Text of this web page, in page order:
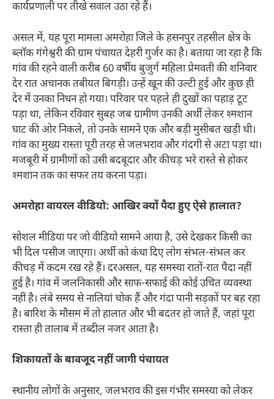
कार्यप्रणाली पर तीखे सवाल उठा रहे हैं।
असल में, यह पूरा मामला अमरोहा जिले के हसनपुर तहसील क्षेत्र के
ब्लॉक गंगेश्वरी की ग्राम पंचायत देहरी गुर्जर का है। बताया जा रहा है कि
गांव की रहने वाली करीब 60 वर्षीय बुजुर्ग महिला प्रेमवती की शनिवार
देर रात अचानक तबीयत बिगड़ी। उन्हें खून की उल्टी हुई और कुछ ही
देर में उनका निधन हो गया। परिवार पर पहले ही दुखों का पहाड़ टूट
पड़ा था, लेकिन रविवार सुबह जब ग्रामीण उनकी अर्थी लेकर श्मशान
घाट की ओर निकले, तो उनके सामने एक और बड़ी मुसीबत खड़ी थी।
गांव का मुख्य रास्ता पूरी तरह से जलभराव और गंदगी से अटा पड़ा था।
मजबूरी में ग्रामीणों को उसी बदबूदार और कीचड़ भरे रास्ते से होकर
श्मशान तक का सफर तय करना पड़ा।
अमरोहा वायरल वीडियो: आखिर क्यों पैदा हुए ऐसे हालात?
सोशल मीडिया पर जो वीडियो सामने आया है, उसे देखकर किसी का
भी दिल पसीज जाएगा। अर्थी को कंधा दिए लोग संभल-संभल कर
कीचड़ में कदम रख रहे हैं। दरअसल, यह समस्या रातों-रात पैदा नहीं
हुई है। गांव में जलनिकासी और साफ-सफाई की कोई उचित व्यवस्था
नहीं है। लंबे समय से नालियां चोक हैं और गंदा पानी सड़कों पर बह रहा
है। बारिश के मौसम में तो हालात और भी बदतर हो जाते हैं, जहां पूरा
रास्ता ही तालाब में तब्दील नजर आता है।
शिकायतों के बावजूद नहीं जागी पंचायत
स्थानीय लोगों के अनुसार, जलभराव की इस गंभीर समस्या को लेकर